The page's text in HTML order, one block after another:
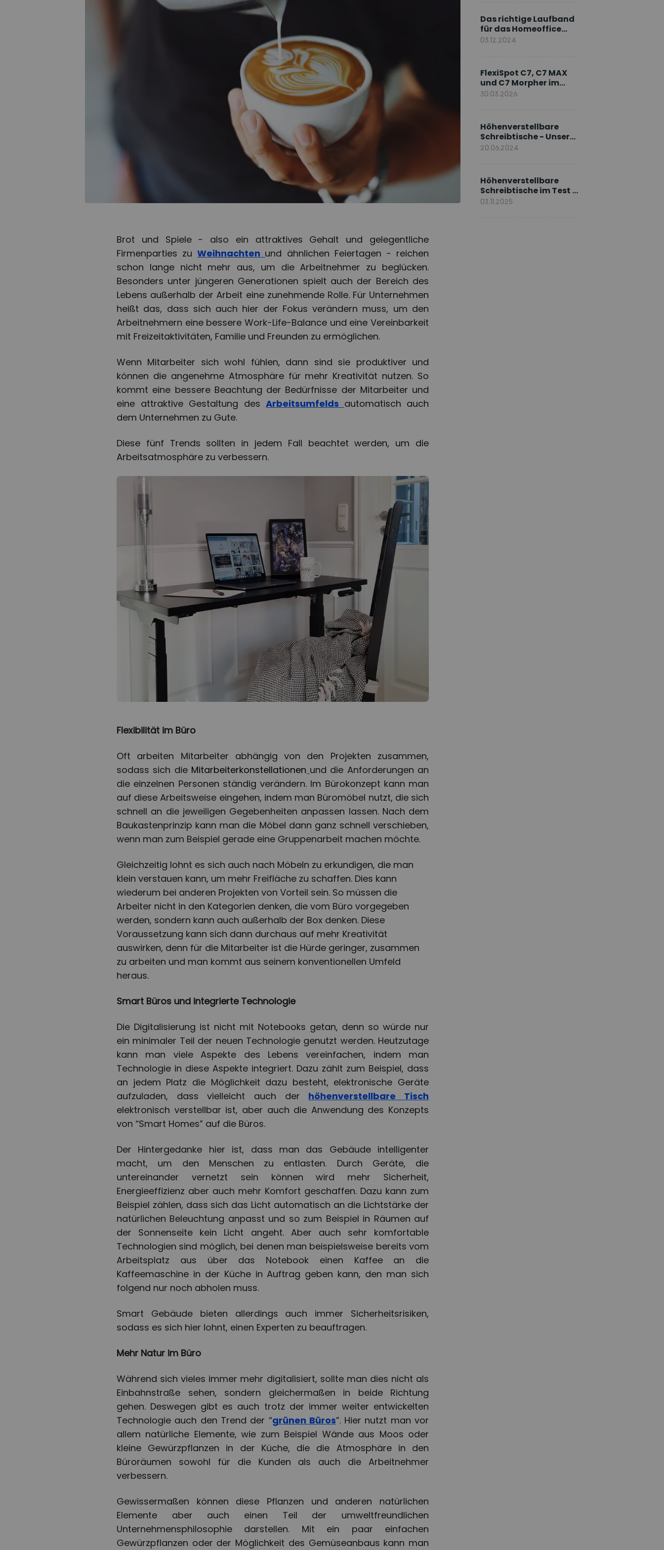
Brot und Spiele - also ein attraktives Gehalt und gelegentliche
Firmenparties zuWeihnachten und ähnlichen Feiertagen - reichen
schon lange nicht mehr aus, um die Arbeitnehmer zu beglücken.
Besonders unter jüngeren Generationen spielt auch der Bereich des
Lebens außerhalb der Arbeit eine zunehmende Rolle. Für Unternehmen
heißt das, dass sich auch hier der Fokus verändern muss, um den
Arbeitnehmern eine bessere Work-Life-Balance und eine Vereinbarkeit
mit Freizeitaktivitäten, Familie und Freunden zu ermöglichen.
Wenn Mitarbeiter sich wohl fühlen, dann sind sie produktiver und
können die angenehme Atmosphäre für mehr Kreativität nutzen. So
kommt eine bessere Beachtung der Bedürfnisse der Mitarbeiter und
eine attraktive Gestaltung des Arbeitsumfelds automatisch auch
dem Unternehmen zu Gute.
Diese fünf Trends sollten in jedem Fall beachtet werden, um die
Arbeitsatmosphäre zu verbessern.
Flexibilität im Büro
Oft arbeiten Mitarbeiter abhängig von den Projekten zusammen,
sodass sich die Mitarbeiterkonstellationen und die Anforderungen an
die einzelnen Personen ständig verändern. Im Bürokonzept kann man
auf diese Arbeitsweise eingehen, indem man Büromöbel nutzt, die sich
schnell an die jeweiligen Gegebenheiten anpassen lassen. Nach dem
Baukastenprinzip kann man die Möbel dann ganz schnell verschieben,
wenn man zum Beispiel gerade eine Gruppenarbeit machen möchte.
Gleichzeitig lohnt es sich auch nach Möbeln zu erkundigen, die man
klein verstauen kann, um mehr Freifläche zu schaffen. Dies kann
wiederum bei anderen Projekten von Vorteil sein. So müssen die
Arbeiter nicht in den Kategorien denken, die vom Büro vorgegeben
werden, sondern kann auch außerhalb der Box denken. Diese
Voraussetzung kann sich dann durchaus auf mehr Kreativität
auswirken, denn für die Mitarbeiter ist die Hürde geringer, zusammen
zu arbeiten und man kommt aus seinem konventionellen Umfeld
heraus.
Smart Büros und integrierte Technologie
Die Digitalisierung ist nicht mit Notebooks getan, denn so würde nur
ein minimaler Teil der neuen Technologie genutzt werden. Heutzutage
kann man viele Aspekte des Lebens vereinfachen, indem man
Technologie in diese Aspekte integriert. Dazu zählt zum Beispiel, dass
an jedem Platz die Möglichkeit dazu besteht, elektronische Geräte
aufzuladen, dass vielleicht auch der
höhenverstellbare Tisch
elektronisch verstellbar ist, aber auch die Anwendung des Konzepts
von “Smart Homes” auf die Büros.
Der Hintergedanke hier ist, dass man das Gebäude intelligenter
macht, um den Menschen zu entlasten. Durch Geräte, die
untereinander vernetzt sein können wird mehr Sicherheit,
Energieeffizienz aber auch mehr Komfort geschaffen. Dazu kann zum
Beispiel zählen, dass sich das Licht automatisch an die Lichtstärke der
natürlichen Beleuchtung anpasst und so zum Beispiel in Räumen auf
der Sonnenseite kein Licht angeht. Aber auch sehr komfortable
Technologien sind möglich, bei denen man beispielsweise bereits vom
Arbeitsplatz aus über das Notebook einen Kaffee an die
Kaffeemaschine in der Küche in Auftrag geben kann, den man sich
folgend nur noch abholen muss.
Smart Gebäude bieten allerdings auch immer Sicherheitsrisiken,
sodass es sich hier lohnt, einen Experten zu beauftragen.
Mehr Natur im Büro
Während sich vieles immer mehr digitalisiert, sollte man dies nicht als
Einbahnstraße sehen, sondern gleichermaßen in beide Richtung
gehen. Deswegen gibt es auch trotz der immer weiter entwickelten
Technologie auch den Trend der “grünen Büros”. Hier nutzt man vor
allem natürliche Elemente, wie zum Beispiel Wände aus Moos oder
kleine Gewürzpflanzen in der Küche, die die Atmosphäre in den
Büroräumen sowohl für die Kunden als auch die Arbeitnehmer
verbessern.
Gewissermaßen können diese Pflanzen und anderen natürlichen
Elemente aber auch einen Teil der umweltfreundlichen
Unternehmensphilosophie darstellen. Mit ein paar einfachen
Gewürzpflanzen oder der Möglichkeit des Gemüseanbaus kann man
Das richtige Laufband
für das Homeoffice
wählen
03.12.2024
FlexiSpot C7, C7 MAX
und C7 Morpher im
Vergleich: Welches
30.03.2026
Höhenverstellbare
Schreibtische - Unsere
E7-Serie
20.06.2024
Höhenverstellbare
Schreibtische im Test –
Die besten Standing
03.11.2025